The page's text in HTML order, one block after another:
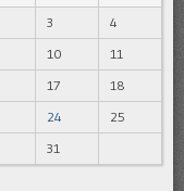
3
4
10
11
17
18
24
25
31